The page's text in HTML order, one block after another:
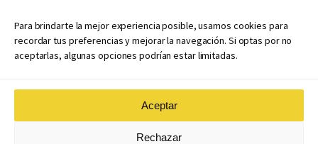
Para brindarte la mejor experiencia posible, usamos cookies para
recordar tus preferencias y mejorar la navegación. Si optas por no
aceptarlas, algunas opciones podrían estar limitadas.
Aceptar
Rechazar
Políticas de coedición
Atribuciones